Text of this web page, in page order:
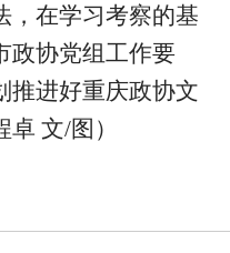
，在学习考察的基
政协党组工作要
推进好重庆政协文
文/图）